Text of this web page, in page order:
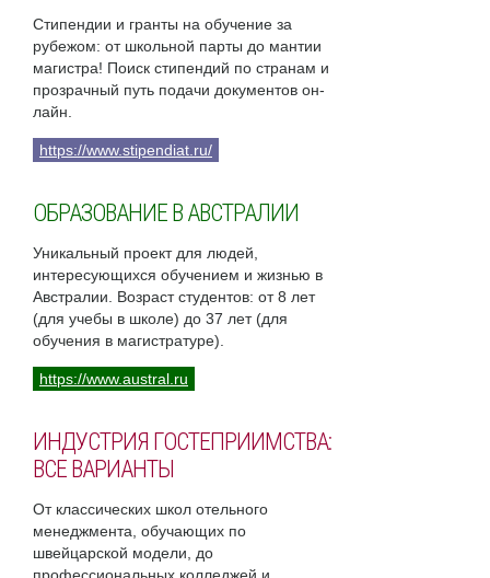
Стипендии и гранты на обучение за
рубежом: от школьной парты до мантии
магистра! Поиск стипендий по странам и
прозрачный путь подачи документов он-
лайн.
https://www.stipendiat.ru/
ОБРАЗОВАНИЕ В АВСТРАЛИИ
Уникальный проект для людей,
интересующихся обучением и жизнью в
Австралии. Возраст студентов: от 8 лет
(для учебы в школе) до 37 лет (для
обучения в магистратуре).
https://www.austral.ru
ИНДУСТРИЯ ГОСТЕПРИИМСТВА:
ВСЕ ВАРИАНТЫ
От классических школ отельного
менеджмента, обучающих по
швейцарской модели, до